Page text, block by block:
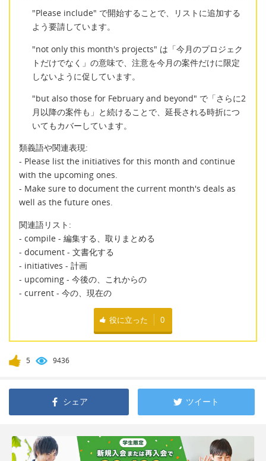
"Please include" で開始することで、リストに追加する
よう要請しています。
"not only this month's projects" は「今月のプロジェク
トだけでなく」の意味で、注意を今月の案件だけに限定
しないように促しています。
"but also those for February and beyond" で「さらに2
月以降の案件も」と続けることで、延長される時折につ
いてもカバーしています。
類義語や関連表現:
- Please list the initiatives for this month and continue
with the upcoming ones.
- Make sure to document the current month's deals as
well as the future ones.
関連語リスト:
- compile - 編集する、取りまとめる
- document - 文書化する
- initiatives - 計画
- upcoming - 今後の、これからの
- current - 今の、現在の
役に立った 0
5 9436
シェア ツイート